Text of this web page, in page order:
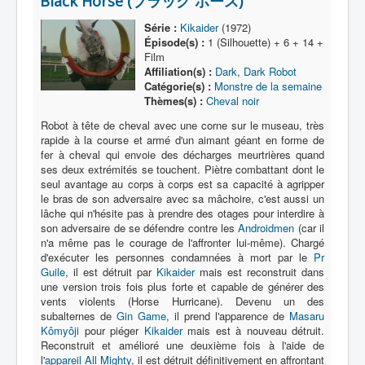
Série
Acteur
Équipe
Transformation
Équipement
Mecha
Objet
Lieu
Épisode
Référence
Fanservice
Série : Kikaider(1972)
Épisode(s) :1 (Silhouette) + 6 + 14 +
Film
Affiliation(s) : Dark, Dark Robot
Catégorie(s) : Monstre de la semaine
Thèmes(s) : Cheval noir
Robot à tête de cheval avec une corne sur le museau, très
rapide à la course et armé d'un aimant géant en forme de
fer à cheval qui envoie des décharges meurtrières quand
ses deux extrémités se touchent. Piètre combattant dont le
seul avantage au corps à corps est sa capacité à agripper
le bras de son adversaire avec sa mâchoire, c'est aussi un
lâche qui n'hésite pas à prendre des otages pour interdire à
son adversaire de se défendre contre lesAndroidmen (car il
n'a même pas le courage de l'affronter lui-même). Chargé
d'exécuter les personnes condamnées à mort par le Pr
Guile, il est détruit par Kikaidermais est reconstruit dans
une version trois fois plus forte et capable de générer des
vents violents (Horse Hurricane). Devenu un des
subalternes de Gin Game, il prend l'apparence de Masaru
Kômyôji pour piéger Kikaidermais est à nouveau détruit.
Reconstruit et amélioré une deuxième fois à l'aide de
l'appareil All Mighty, il est détruit définitivement en affrontant